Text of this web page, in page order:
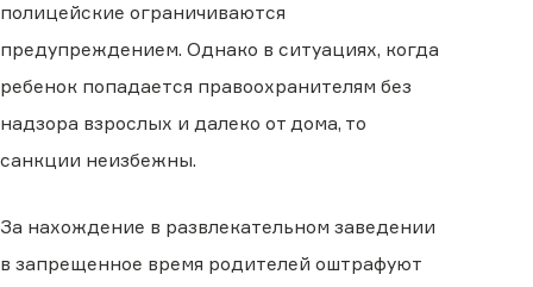
полицейские ограничиваются
предупреждением. Однако в ситуациях, когда
ребенок попадается правоохранителям без
надзора взрослых и далеко от дома, то
санкции неизбежны.
За нахождение в развлекательном заведении
в запрещенное время родителей оштрафуют